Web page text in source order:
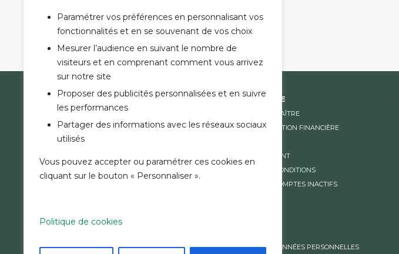
Paramétrer vos préférences en personnalisant vos
fonctionnalités et en se souvenant de vos choix
Mesurer l’audience en suivant le nombre de
visiteurs et en comprenant comment vous arrivez
sur notre site
Proposer des publicités personnalisées et en suivre
les performances
Partager des informations avec les réseaux sociaux
utilisés
Vous pouvez accepter ou paramétrer ces cookies en
cliquant sur le bouton « Personnaliser ».
Politique de cookies
LA BANQUE
NOUS CONNAÎTRE
COMMUNICATION FINANCIÈRE
RECRUTEMENT
TARIFS ET CONDITIONS
LISTE DES COMPTES INACTIFS
MENTIONS LÉGALES SÉCURITÉ CHARTE COOKIES DONNÉES PERSONNELLES